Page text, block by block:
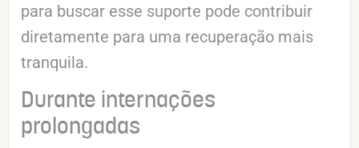
para buscar esse suporte pode contribuir
diretamente para uma recuperação mais
tranquila.
Durante internações
prolongadas